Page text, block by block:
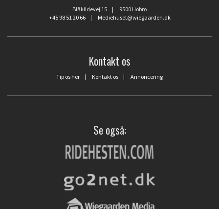
Blåkildevej 15 | 9500 Hobro
+45 98 51 20 66| Mediehuset@wiegaarden.dk
Kontakt os
Tip os her | Kontakt os | Annoncering
Se også: